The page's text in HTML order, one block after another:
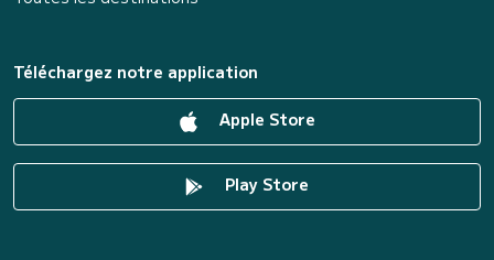
Téléchargez notre application
Apple Store
Play Store